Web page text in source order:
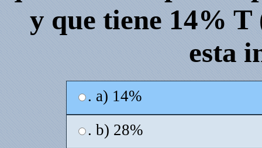
y que tiene 14% T
esta
. a) 14%
. b) 28%